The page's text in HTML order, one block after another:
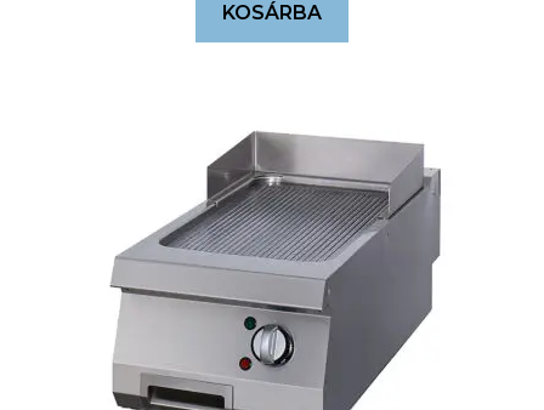
KOSÁRBA